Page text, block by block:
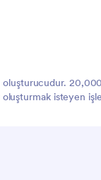
oluşturucudur.
isteyen